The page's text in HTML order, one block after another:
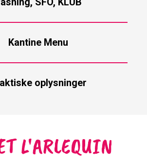
Kantine Menu
oplysninger
L'ARLEQUIN